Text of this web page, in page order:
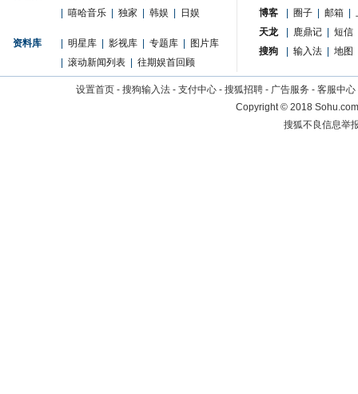
嘻哈音乐 独家 韩娱 日娱
资料库 明星库 影视库 专题库
图片库
滚动新闻列表 往期娱首回顾
博客 圈子 邮箱
天龙
鹿鼎记
短信
搜狗
输入法 地图
设置首页 - 搜狗输入法 - 支付中心 - 搜狐招聘 - 广告服务 - 客服中心
Copyright©2018
搜狐不良信息举